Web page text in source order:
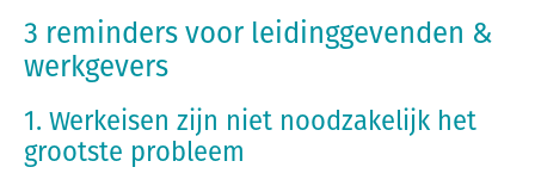
3 reminders voor leidinggevenden &
werkgevers
1. Werkeisen zijn niet noodzakelijk het
grootste probleem